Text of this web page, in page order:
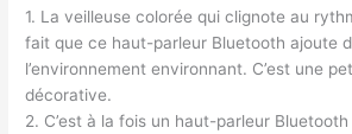
1. La veilleuse colorée qui clignote au
fait que ce haut-parleur Bluetooth ajoute
l’environnement environnant. C’est une
décorative.
2. C’est à la fois un haut-parleur